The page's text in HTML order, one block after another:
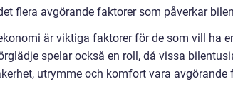
flera avgörande faktorer som påverkar
är viktiga faktorer för de som vill ha
spelar också en roll, då vissa
utrymme och komfort vara avgörande